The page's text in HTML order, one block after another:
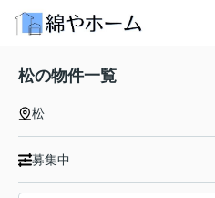
松の物件一覧
松
募集中